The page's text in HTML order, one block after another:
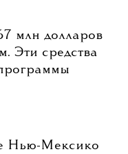
млн долларов
Эти средства
Нью-Мексико